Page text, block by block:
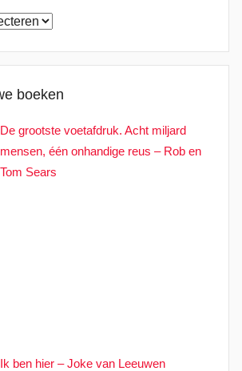
boeken
De grootste voetafdruk. Acht miljard
mensen, één onhandige reus – Rob en
Tom Sears
Ik ben hier – Joke van Leeuwen